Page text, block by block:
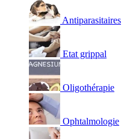
Antiparasitaires
Etat grippal
Oligothérapie
Ophtalmologie